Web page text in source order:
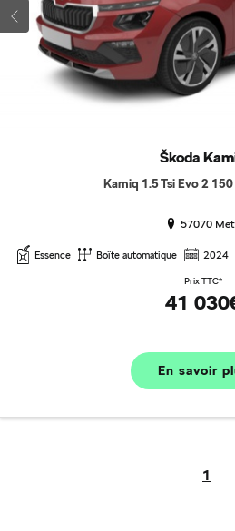
Škoda
Kamiq 1.5 Tsi Evo 2
57070
Essence Boîte automatique 2024
Prix TTC*
41
En savoir
1